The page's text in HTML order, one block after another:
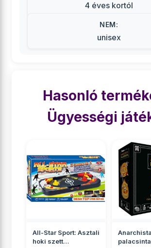
4 éves kortól
NEM:
unisex
Hasonló
Ügyességi
All-Star Sport: Asztali
hoki szett
Anarchista
palacsinta